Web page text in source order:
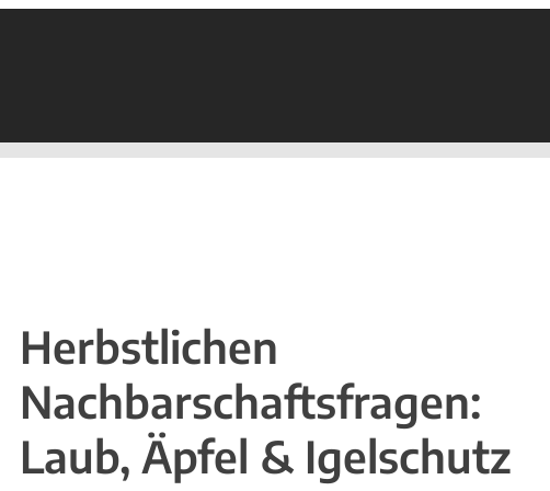
Herbstlichen
Nachbarschaftsfragen:
Laub, Äpfel & Igelschutz